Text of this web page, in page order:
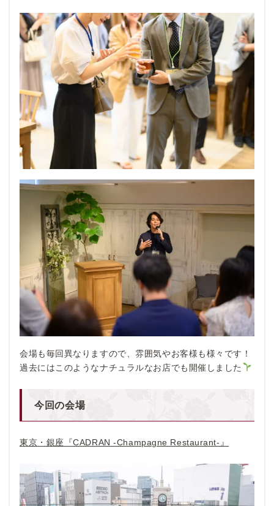
会場も毎回異なりますので、雰囲気やお客様も様々です！
過去にはこのようなナチュラルなお店でも開催しました
今回の会場
東京・銀座『CADRAN -Champagne Restaurant-』